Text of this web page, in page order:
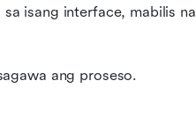
isang interface, mabilis na
ang proseso.